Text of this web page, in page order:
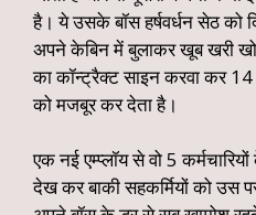
है। ये उसके बॉस हर्षवर्धन सेठ को
अपने केबिन में बुलाकर खूब खरी
का कॉन्ट्रैक्ट साइन करवा कर
को मजबूर कर देता है।
एक नई एम्प्लॉय से वो 5
देख कर बाकी सहकर्मियों को